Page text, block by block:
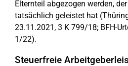
Elternteil abgezogen werden,
tatsächlich geleistet hat
23.11.2021, 3 K 799/18; BFH-
1/22).
Steuerfreie